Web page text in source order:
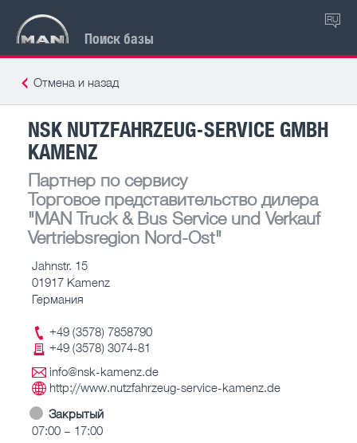
Поиск базы
RU
Отмена и назад
NSK NUTZFAHRZEUG-SERVICE GMBH
KAMENZ
Партнер по сервису
Торговое представительство дилера
"MAN Truck & Bus Service und Verkauf
Vertriebsregion Nord-Ost"
Jahnstr. 15
01917 Kamenz
Германия
+49 (3578) 7858790
+49 (3578) 3074-81
info@nsk-kamenz.de
http://www.nutzfahrzeug-service-kamenz.de
Закрытый
07:00 – 17:00